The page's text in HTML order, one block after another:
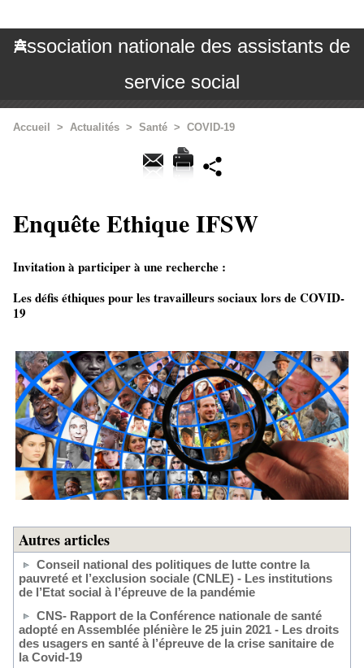
Association nationale des assistants de
service social
Accueil > Actualités > Santé > COVID-19
Enquête Ethique IFSW
Invitation à participer à une recherche :
Les défis éthiques pour les travailleurs sociaux lors de COVID-
19
Autres articles
Conseil national des politiques de lutte contre la
pauvreté et l’exclusion sociale (CNLE) - Les institutions
de l’Etat social à l’épreuve de la pandémie
CNS- Rapport de la Conférence nationale de santé
adopté en Assemblée plénière le 25 juin 2021 - Les droits
des usagers en santé à l’épreuve de la crise sanitaire de
la Covid-19